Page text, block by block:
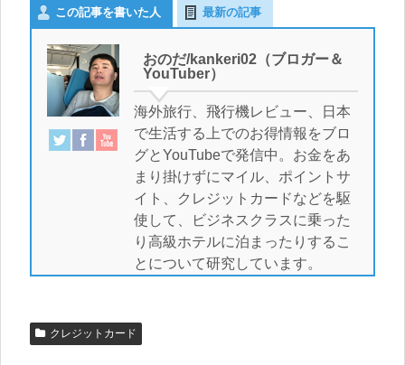
この記事を書いた人 最新の記事
おのだ/kankeri02（ブロガー＆
YouTuber）
海外旅行、飛行機レビュー、日本
で生活する上でのお得情報をブロ
グとYouTubeで発信中。お金をあ
まり掛けずにマイル、ポイントサ
イト、クレジットカードなどを駆
使して、ビジネスクラスに乗った
り高級ホテルに泊まったりするこ
とについて研究しています。
クレジットカード